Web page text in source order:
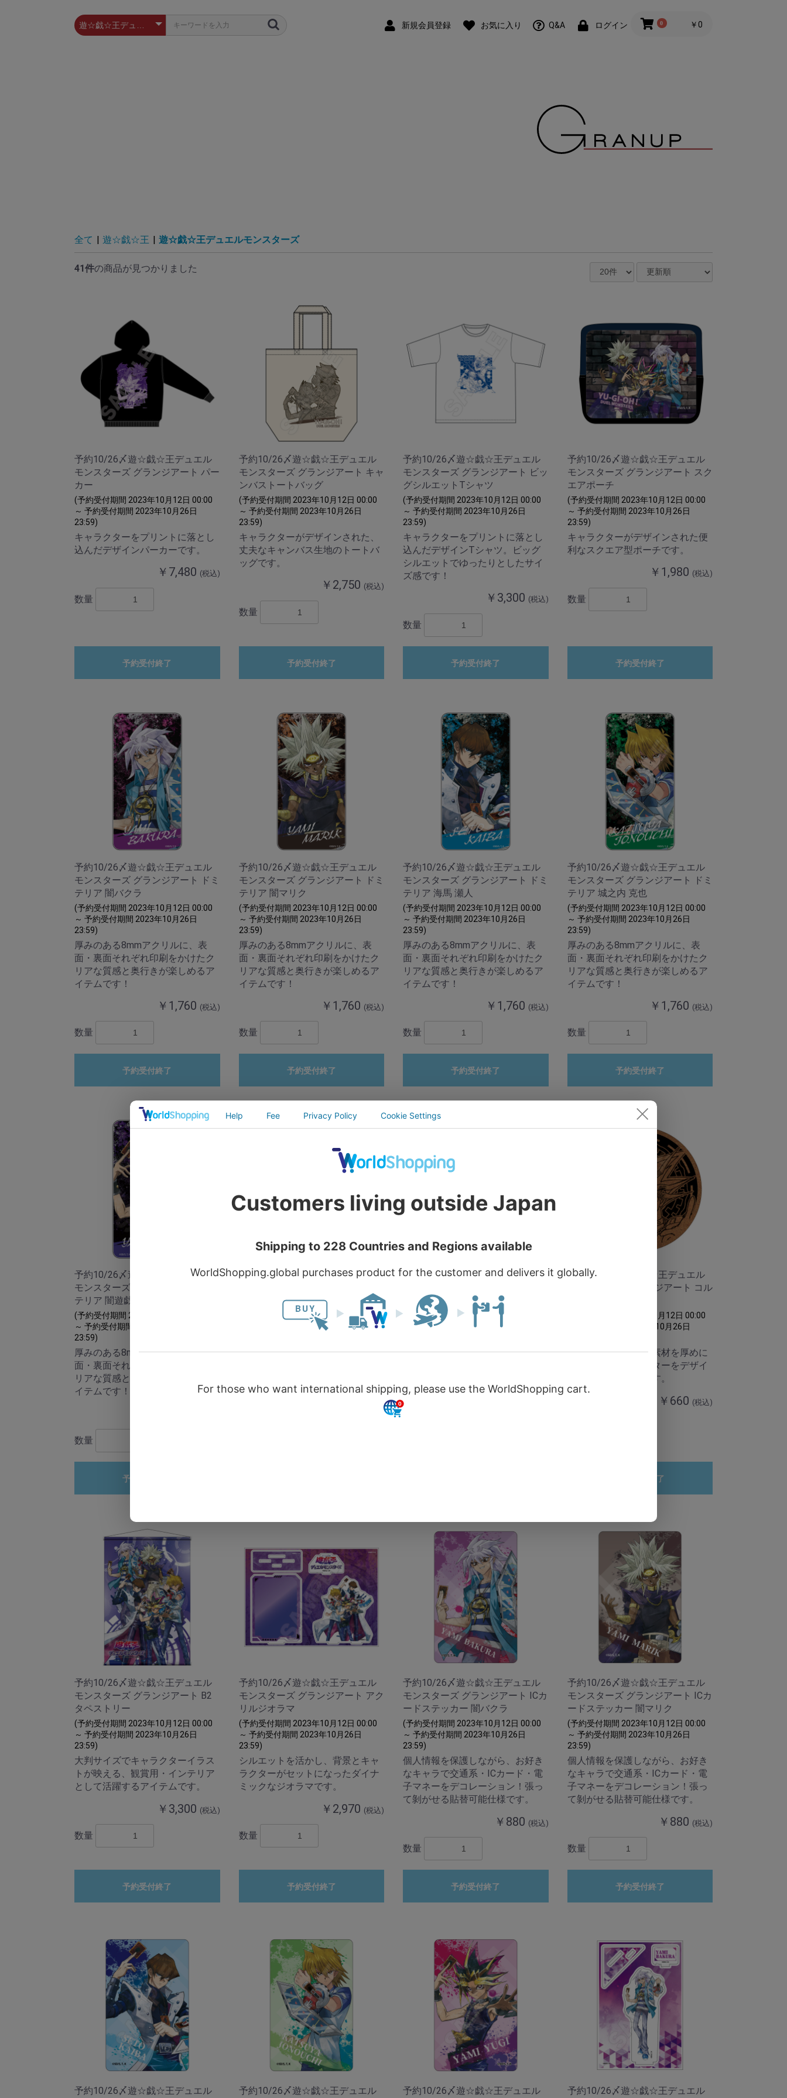
新規会員登録 お気に入り Q&A ログイン 0 ￥0
全て | 遊☆戯☆王 | 遊☆戯☆王デュエルモンスターズ
41件の商品が見つかりました
予約10/26〆遊☆戯☆王デュエル
モンスターズ グランジアート パー
カー
(予約受付期間 2023年10月12日 00:00
～ 予約受付期間 2023年10月26日
23:59)
キャラクターをプリントに落とし
込んだデザインパーカーです。
￥7,480 (税込)
数量
予約受付終了
予約10/26〆遊☆戯☆王デュエル
モンスターズ グランジアート キャ
ンバストートバッグ
(予約受付期間 2023年10月12日 00:00
～ 予約受付期間 2023年10月26日
23:59)
キャラクターがデザインされた、
丈夫なキャンバス生地のトートバ
ッグです。
￥2,750 (税込)
数量
予約受付終了
予約10/26〆遊☆戯☆王デュエル
モンスターズ グランジアート ビッ
グシルエットTシャツ
(予約受付期間 2023年10月12日 00:00
～ 予約受付期間 2023年10月26日
23:59)
キャラクターをプリントに落とし
込んだデザインTシャツ。ビッグ
シルエットでゆったりとしたサイ
ズ感です！
￥3,300 (税込)
数量
予約受付終了
予約10/26〆遊☆戯☆王デュエル
モンスターズ グランジアート スク
エアポーチ
(予約受付期間 2023年10月12日 00:00
～ 予約受付期間 2023年10月26日
23:59)
キャラクターがデザインされた便
利なスクエア型ポーチです。
￥1,980 (税込)
数量
予約受付終了
予約10/26〆遊☆戯☆王デュエル
モンスターズ グランジアート ドミ
テリア 闇バクラ
(予約受付期間 2023年10月12日 00:00
～ 予約受付期間 2023年10月26日
23:59)
厚みのある8mmアクリルに、表
面・裏面それぞれ印刷をかけたク
リアな質感と奥行きが楽しめるア
イテムです！
￥1,760 (税込)
数量
予約受付終了
予約10/26〆遊☆戯☆王デュエル
モンスターズ グランジアート ドミ
テリア 闇マリク
(予約受付期間 2023年10月12日 00:00
～ 予約受付期間 2023年10月26日
23:59)
厚みのある8mmアクリルに、表
面・裏面それぞれ印刷をかけたク
リアな質感と奥行きが楽しめるア
イテムです！
￥1,760 (税込)
数量
予約受付終了
予約10/26〆遊☆戯☆王デュエル
モンスターズ グランジアート ドミ
テリア 海馬 瀬人
(予約受付期間 2023年10月12日 00:00
～ 予約受付期間 2023年10月26日
23:59)
厚みのある8mmアクリルに、表
面・裏面それぞれ印刷をかけたク
リアな質感と奥行きが楽しめるア
イテムです！
￥1,760 (税込)
数量
予約受付終了
予約10/26〆遊☆戯☆王デュエル
モンスターズ グランジアート ドミ
テリア 城之内 克也
(予約受付期間 2023年10月12日 00:00
～ 予約受付期間 2023年10月26日
23:59)
厚みのある8mmアクリルに、表
面・裏面それぞれ印刷をかけたク
リアな質感と奥行きが楽しめるア
イテムです！
￥1,760 (税込)
数量
予約受付終了
予約10/26〆遊☆戯☆王デュエル
モンスターズ グランジアート ドミ
テリア 闇遊戯
(予約受付期間 2023年10月12日 00:00
～ 予約受付期間 2023年10月26日
23:59)
厚みのある8mmアクリルに、表
面・裏面それぞれ印刷をかけたク
リアな質感と奥行きが楽しめるア
イテムです！
数量
予約受付終了
予約10/26〆遊☆戯☆王デュエル
クコースター 海馬 瀬人
(予約受付期間 2023年10月12日 00:00
～ 予約受付期間 2023年10月26日
温かみのあるコルク素材を厚めに
予約10/26〆遊☆戯☆王デュエル
クコースター 城之内 克也
(予約受付期間 2023年10月12日 00:00
～ 予約受付期間 2023年10月26日
温かみのあるコルク素材を厚めに
予約10/26〆遊☆戯☆王デュエル
モンスターズ グランジアート コル
(予約受付期間 2023年10月12日 00:00
～ 予約受付期間 2023年10月26日
温かみのあるコルク素材を厚めに
カットし、キャラクターをデザイ
ンしたコースターです。
￥660 (税込)
予約受付終了
予約10/26〆遊☆戯☆王デュエル
モンスターズ グランジアート B2
タペストリー
(予約受付期間 2023年10月12日 00:00
～ 予約受付期間 2023年10月26日
23:59)
大判サイズでキャラクターイラス
トが映える、観賞用・インテリア
として活躍するアイテムです。
￥3,300 (税込)
数量
予約受付終了
予約10/26〆遊☆戯☆王デュエル
モンスターズ グランジアート アク
リルジオラマ
(予約受付期間 2023年10月12日 00:00
～ 予約受付期間 2023年10月26日
23:59)
シルエットを活かし、背景とキャ
ラクターがセットになったダイナ
ミックなジオラマです。
￥2,970 (税込)
数量
予約受付終了
予約10/26〆遊☆戯☆王デュエル
モンスターズ グランジアート ICカ
ードステッカー 闇バクラ
(予約受付期間 2023年10月12日 00:00
～ 予約受付期間 2023年10月26日
23:59)
個人情報を保護しながら、お好き
なキャラで交通系・ICカード・電
子マネーをデコレーション！張っ
て剝がせる貼替可能仕様です。
￥880 (税込)
数量
予約受付終了
予約10/26〆遊☆戯☆王デュエル
モンスターズ グランジアート ICカ
ードステッカー 闇マリク
(予約受付期間 2023年10月12日 00:00
～ 予約受付期間 2023年10月26日
23:59)
個人情報を保護しながら、お好き
なキャラで交通系・ICカード・電
子マネーをデコレーション！張っ
て剝がせる貼替可能仕様です。
￥880 (税込)
数量
予約受付終了
予約10/26〆遊☆戯☆王デュエル 予約10/26〆遊☆戯☆王デュエル 予約10/26〆遊☆戯☆王デュエル 予約10/26〆遊☆戯☆王デュエル
お買い物を続ける カートへ進む